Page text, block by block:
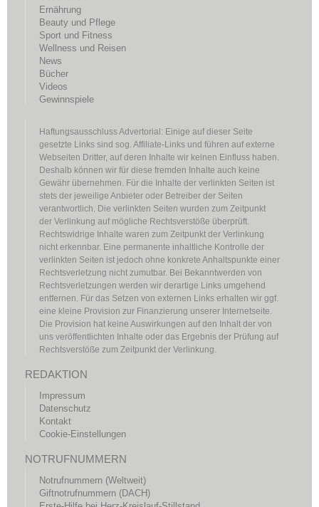
Ernährung
Beauty und Pflege
Sport und Fitness
Wellness und Reisen
News
Bücher
Videos
Gewinnspiele
Haftungsausschluss Advertorial: Einige auf dieser Seite
gesetzte Links sind sog. Affiliate-Links und führen auf externe
Webseiten Dritter, auf deren Inhalte wir keinen Einfluss haben.
Deshalb können wir für diese fremden Inhalte auch keine
Gewähr übernehmen. Für die Inhalte der verlinkten Seiten ist
stets der jeweilige Anbieter oder Betreiber der Seiten
verantwortlich. Die verlinkten Seiten wurden zum Zeitpunkt
der Verlinkung auf mögliche Rechtsverstöße überprüft.
Rechtswidrige Inhalte waren zum Zeitpunkt der Verlinkung
nicht erkennbar. Eine permanente inhaltliche Kontrolle der
verlinkten Seiten ist jedoch ohne konkrete Anhaltspunkte einer
Rechtsverletzung nicht zumutbar. Bei Bekanntwerden von
Rechtsverletzungen werden wir derartige Links umgehend
entfernen. Für das Setzen von externen Links erhalten wir ggf.
eine kleine Provision zur Finanzierung unserer Internetseite.
Die Provision hat keine Auswirkungen auf den Inhalt der von
uns veröffentlichten Inhalte oder das Ergebnis der Prüfung auf
Rechtsverstöße zum Zeitpunkt der Verlinkung.
REDAKTION
Impressum
Datenschutz
Kontakt
Cookie-Einstellungen
NOTRUFNUMMERN
Notrufnummern (Weltweit)
Giftnotrufnummern (DACH)